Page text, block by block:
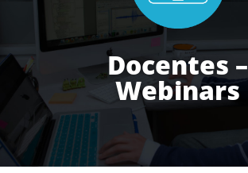
Docentes –
Webinars